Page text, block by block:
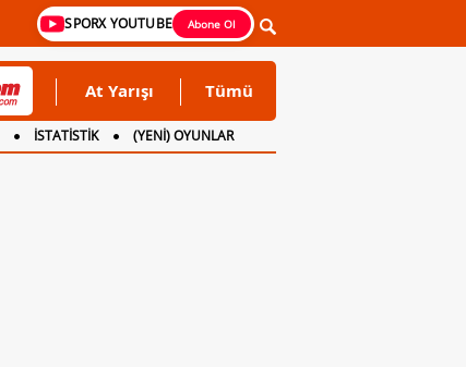
SPORX YOUTUBE Abone Ol
At Yarışı Tümü
İSTATİSTİK
(YENİ) OYUNLAR